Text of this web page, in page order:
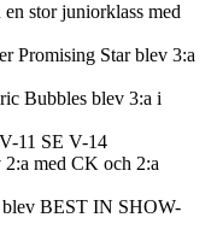
stor juniorklass med
Promising Star blev 3:a
Bubbles blev 3:a i
11 SE V-14
2:a med CK och 2:a
blev BEST IN SHOW-